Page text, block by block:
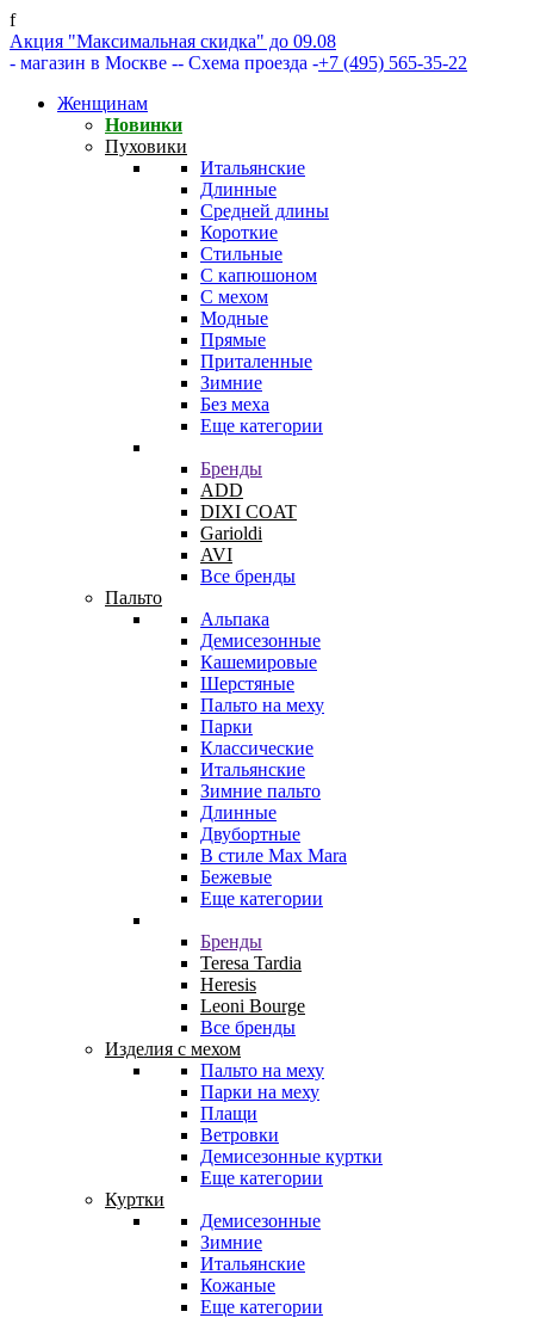
f
Акция "Максимальная скидка" до 09.08
- магазин в Москве -- Схема проезда -+7 (495) 565-35-22
Женщинам
Новинки
Пуховики
Итальянские
Длинные
Средней длины
Короткие
Стильные
С капюшоном
С мехом
Модные
Прямые
Приталенные
Зимние
Без меха
Еще категории
Бренды
ADD
DIXI COAT
Garioldi
AVI
Все бренды
Пальто
Альпака
Демисезонные
Кашемировые
Шерстяные
Пальто на меху
Парки
Классические
Итальянские
Зимние пальто
Длинные
Двубортные
В стиле Max Mara
Бежевые
Еще категории
Бренды
Teresa Tardia
Heresis
Leoni Bourge
Все бренды
Изделия с мехом
Пальто на меху
Парки на меху
Плащи
Ветровки
Демисезонные куртки
Еще категории
Куртки
Демисезонные
Зимние
Итальянские
Кожаные
Еще категории